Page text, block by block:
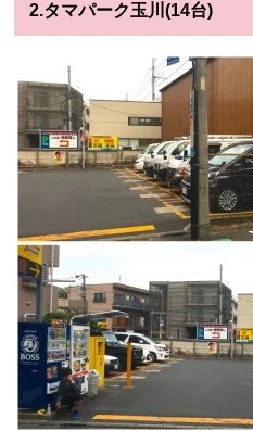
2.タマパーク玉川(14台)